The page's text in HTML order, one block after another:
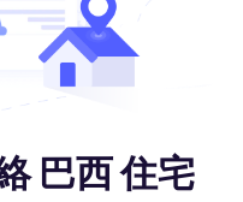
巴西 住宅